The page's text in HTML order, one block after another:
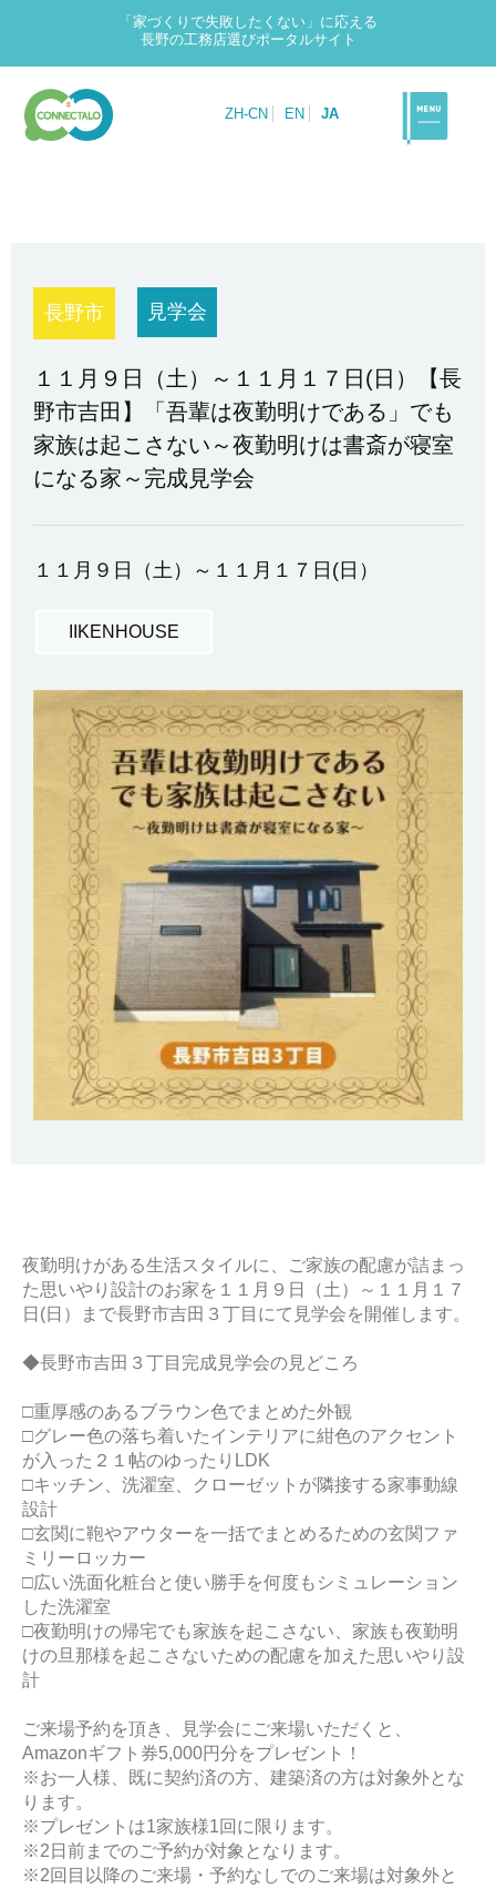
「家づくりで失敗したくない」に応える
長野の工務店選びポータルサイト
ZH-CN EN JA
長野市 見学会
１１月９日（土）～１１月１７日(日）【長
野市吉田】「吾輩は夜勤明けである」でも
家族は起こさない～夜勤明けは書斎が寝室
になる家～完成見学会
１１月９日（土）～１１月１７日(日）
IIKENHOUSE
夜勤明けがある生活スタイルに、ご家族の配慮が詰まっ
た思いやり設計のお家を１１月９日（土）～１１月１７
日(日）まで長野市吉田３丁目にて見学会を開催します。
◆長野市吉田３丁目完成見学会の見どころ
□重厚感のあるブラウン色でまとめた外観
□グレー色の落ち着いたインテリアに紺色のアクセント
が入った２１帖のゆったりLDK
□キッチン、洗濯室、クローゼットが隣接する家事動線
設計
□玄関に鞄やアウターを一括でまとめるための玄関ファ
ミリーロッカー
□広い洗面化粧台と使い勝手を何度もシミュレーション
した洗濯室
□夜勤明けの帰宅でも家族を起こさない、家族も夜勤明
けの旦那様を起こさないための配慮を加えた思いやり設
計
ご来場予約を頂き、見学会にご来場いただくと、
Amazonギフト券5,000円分をプレゼント！
※お一人様、既に契約済の方、建築済の方は対象外とな
ります。
※プレゼントは1家族様1回に限ります。
※2日前までのご予約が対象となります。
※2回目以降のご来場・予約なしでのご来場は対象外と